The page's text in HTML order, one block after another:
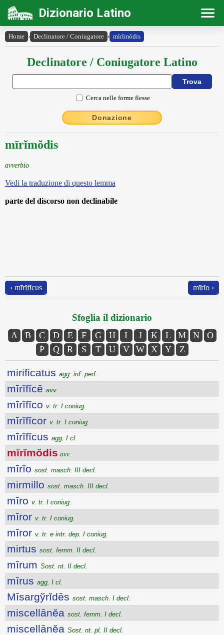
Dizionario Latino
Home › Declinatore / Coniugatore › mīrĭmŏdis
Declinatore / Coniugatore Latino
Cerca nelle forme flesse
Donazione
mīrĭmŏdis
avverbio
Vedi la traduzione di questo lemma
parte del discorso non declinabile
‹ mīrĭfĭcus mīrĭo ›
Sfoglia il dizionario
A B C D E F G H I J K L M N
O
P
Q R S T U V W X Y Z
mirificatus agg. inf. perf.
mīrĭfĭcē avv.
mīrĭfĭco v. tr. I coniug.
mīrĭfĭcor v. tr. I coniug.
mīrĭfĭcus agg. I cl.
mīrĭmŏdis avv.
mīrĭo sost. masch. III decl.
mirmillo sost. masch. III decl.
mīro v. tr. I coniug.
mīror v. tr. I coniug.
mīror v. tr. e intr. dep. I coniug.
mirtus sost. femm. II decl.
mīrum Sost. nt. II decl.
mīrus agg. I cl.
Mīsargўrĭdēs sost. masch. I decl.
miscellānĕa sost. femm. I decl.
miscellānĕa Sost. nt. pl. II decl.